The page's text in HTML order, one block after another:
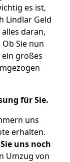
es ist,
Lindlar Geld
daran,
Sie nun
großes
für Sie.
uns
erhalten.
uns noch
Umzug von